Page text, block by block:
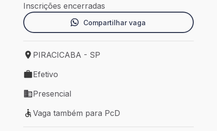
Inscrições encerradas
Compartilhar vaga
Local de trabalho: PIRACICABA - SP
PIRACICABA - SP
Tipo de vaga: Efetivo
Efetivo
Modelo de trabalho: Presencial
Presencial
Vaga também para PcD
Vaga também para PcD